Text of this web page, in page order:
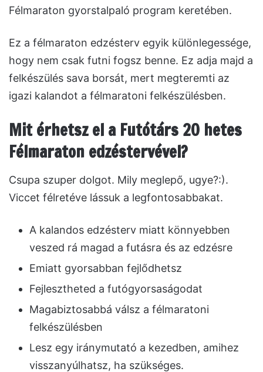
Félmaraton gyorstalpaló program keretében.
Ez a félmaraton edzésterv egyik különlegessége,
hogy nem csak futni fogsz benne. Ez adja majd a
felkészülés sava borsát, mert megteremti az
igazi kalandot a félmaratoni felkészülésben.
Mit érhetsz el a Futótárs 20 hetes
Félmaraton edzéstervével?
Csupa szuper dolgot. Mily meglepő, ugye?:).
Viccet félretéve lássuk a legfontosabbakat.
A kalandos edzésterv miatt könnyebben
veszed rá magad a futásra és az edzésre
Emiatt gyorsabban fejlődhetsz
Fejlesztheted a futógyorsaságodat
Magabiztosabbá válsz a félmaratoni
felkészülésben
Lesz egy iránymutató a kezedben, amihez
visszanyúlhatsz, ha szükséges.